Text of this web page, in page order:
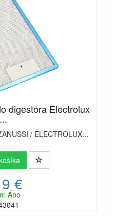
digestora Electrolux
/ ELECTROLUX...
€
Áno